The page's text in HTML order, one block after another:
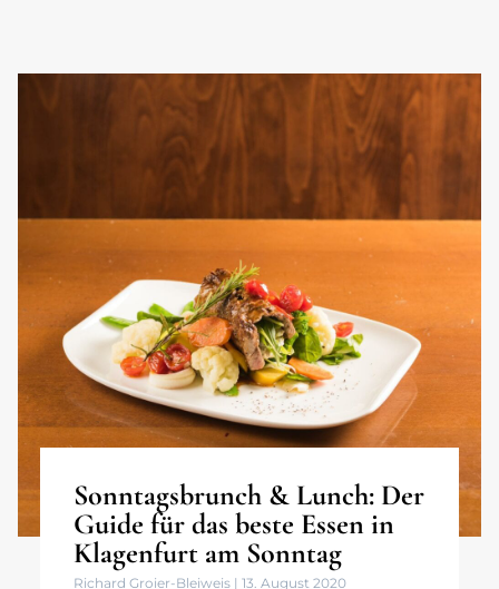
Sonntagsbrunch & Lunch: Der
Guide für das beste Essen in
Klagenfurt am Sonntag
Richard Groier-Bleiweis 13. August 2020